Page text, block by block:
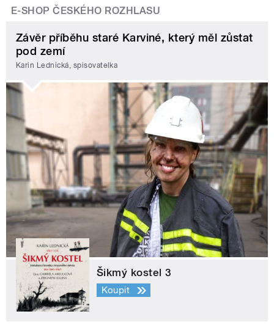
E-SHOP ČESKÉHO ROZHLASU
Závěr příběhu staré Karviné, který měl zůstat
pod zemí
Karin Lednická, spisovatelka
Šikmý kostel 3
Koupit